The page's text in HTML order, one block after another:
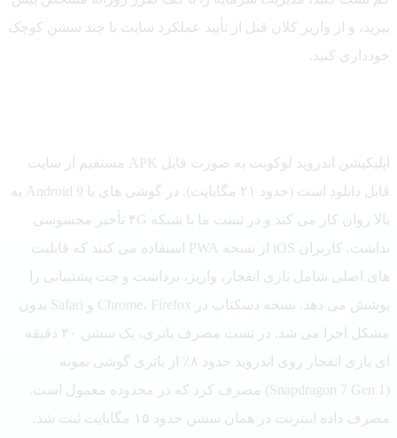
و از واریز کلان قبل از تأیید عملکرد سایت با چند سشن کوچک
کنید.
اپلیکیشن اندروید لوکوبت به صورت فایل APK مستقیم از سایت
قابل دانلود است (حدود ۲۱ مگابایت). در گوشی های با Android 9 به
بالا روان کار می کند و در تست ما با شبکه ۴G تأخیر محسوسی
نداشت. کاربران iOS از نسخه PWA استفاده می کنند که قابلیت
اصلی شامل بازی انفجار، واریز، برداشت و چت پشتیبانی را
پوشش می دهد. نسخه دسکتاپ در Chrome، Firefox و Safari بدون
مشکل اجرا می شد. در تست مصرف باتری، یک سشن ۳۰ دقیقه
ای بازی انفجار روی اندروید حدود ۸٪ از باتری گوشی نمونه
(Snapdragon 7 Gen 1) مصرف کرد که در محدوده معمول است.
مصرف داده اینترنت در همان سشن حدود ۱۵ مگابایت ثبت شد.